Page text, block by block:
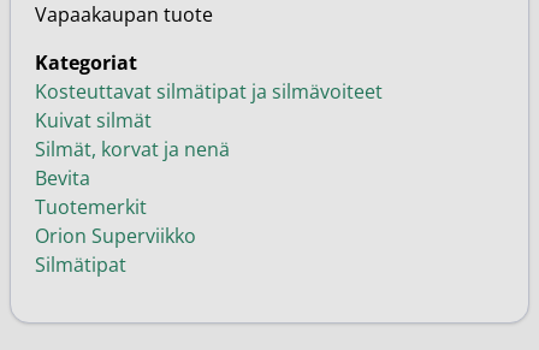
Vapaakaupan tuote
Kategoriat
Kosteuttavat silmätipat ja silmävoiteet
Kuivat silmät
Silmät, korvat ja nenä
Bevita
Tuotemerkit
Orion Superviikko
Silmätipat